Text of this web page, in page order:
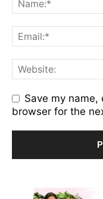
Save my
browser for the